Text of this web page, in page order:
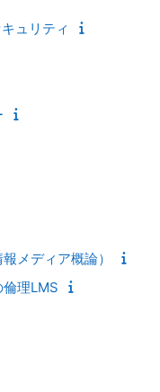
ュリティ
メディア概論）
理LMS